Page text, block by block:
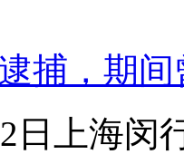
捕，期
日上海